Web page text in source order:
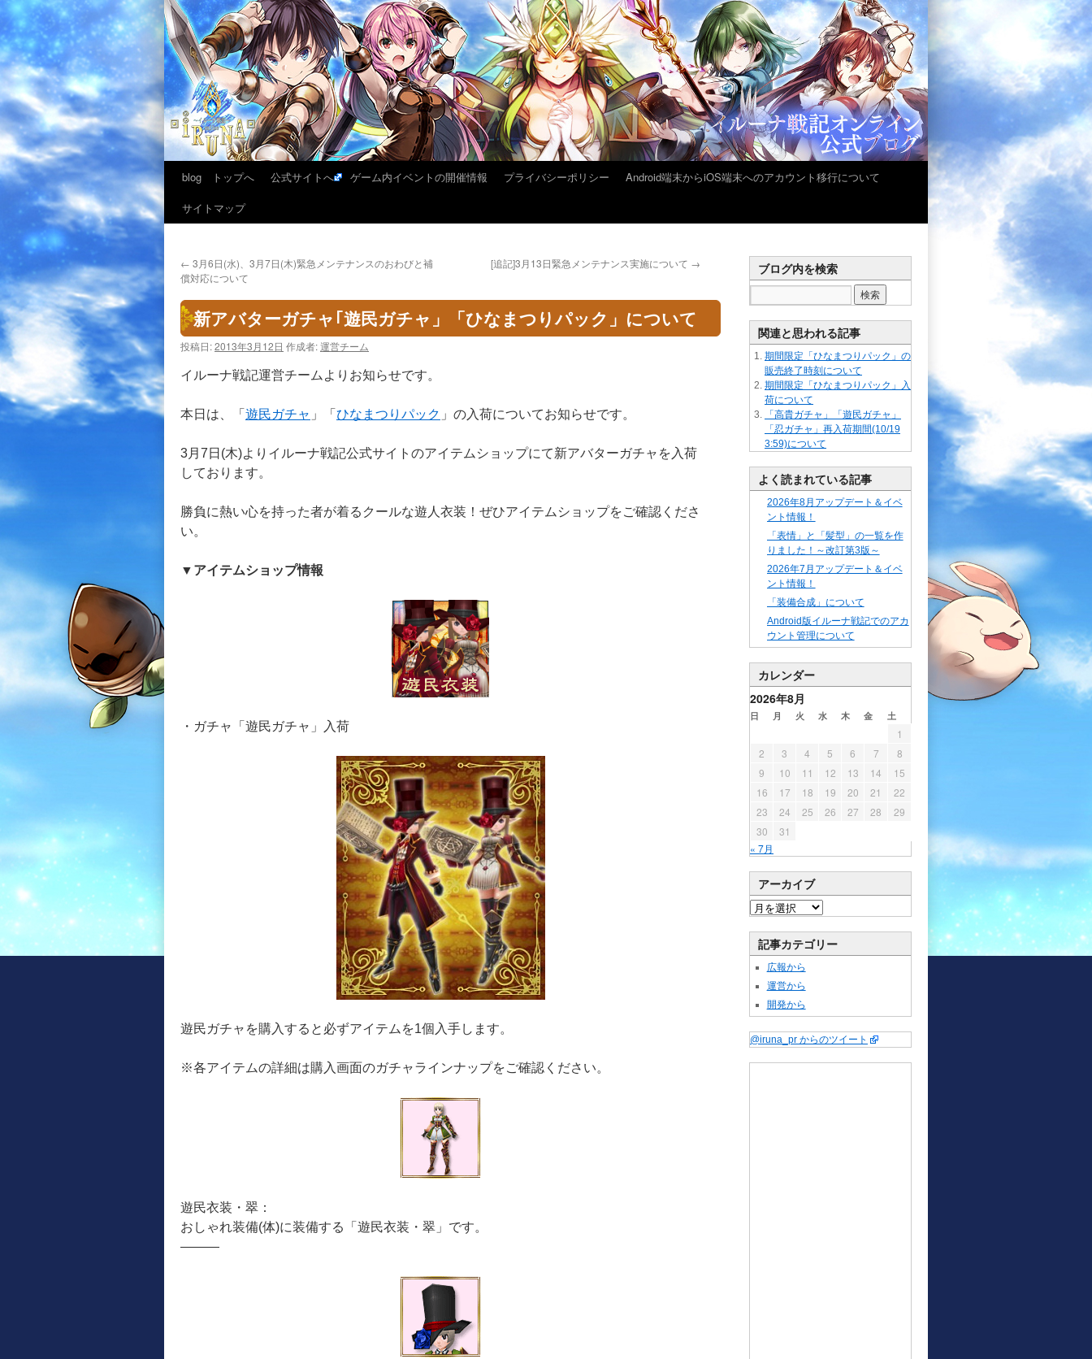
blog トップへ 公式サイトへ ゲーム内イベントの開催情報 プライバシーポリシー
Android端末からiOS端末へのアカウント移行について
サイトマップ
← 3月6日(水)、3月7日(木)緊急メンテナンスのおわびと補
償対応について
[追記]3月13日緊急メンテナンス実施について →
新アバターガチャ｢遊民ガチャ」「ひなまつりパック」について
投稿日:2013年3月12日 作成者:運営チーム
イルーナ戦記運営チームよりお知らせです。
本日は、「 遊民ガチャ 」「 ひなまつりパック 」の入荷についてお知らせです。
3月7日(木)よりイルーナ戦記公式サイトのアイテムショップにて新アバターガチャを入荷
しております。
勝負に熱い心を持った者が着るクールな遊人衣装！ぜひアイテムショップをご確認くださ
い。
▼アイテムショップ情報
・ガチャ「遊民ガチャ」入荷
遊民ガチャを購入すると必ずアイテムを1個入手します。
※各アイテムの詳細は購入画面のガチャラインナップをご確認ください。
遊民衣装・翠：
おしゃれ装備(体)に装備する「遊民衣装・翠」です。
―――
ブログ内を検索
関連と思われる記事
期間限定「ひなまつりパック」の
販売終了時刻について
期間限定「ひなまつりパック」入
荷について
「高貴ガチャ」「遊民ガチャ」
「忍ガチャ」再入荷期間(10/19
3:59)について
よく読まれている記事
2026年8月アップデート＆イベ
ント情報！
「表情」と「髪型」の一覧を作
りました！～改訂第3版～
2026年7月アップデート＆イベ
ント情報！
「装備合成」について
Android版イルーナ戦記でのアカ
ウント管理について
カレンダー
2026年8月
日 月 火 水 木 金 土
« 7月
1
2
3 4 5 6 7
8
9
10 11 12 13 14
15
16
17 18 19 20 21
22
23
24 25 26 27 28
29
30
31
アーカイブ
記事カテゴリー
広報から
運営から
開発から
@iruna_pr からのツイート